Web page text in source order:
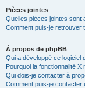
Pièces jointes
Quelles pièces jointes sont
Comment puis-je retrouver
À propos de phpBB
Qui a développé ce logiciel
Pourquoi la fonctionnalité X
Qui dois-je contacter à
Comment puis-je contacter